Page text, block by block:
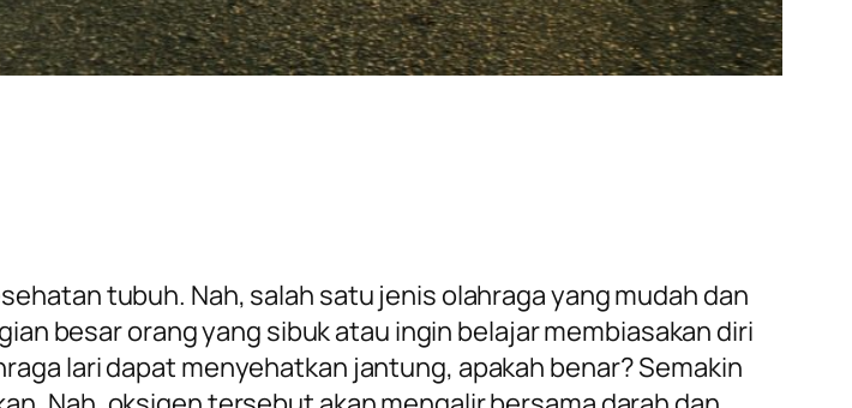
tubuh. Nah, salah satu jenis olahraga yang mudah dan
besar orang yang sibuk atau ingin belajar membiasakan diri
lari dapat menyehatkan jantung, apakah benar? Semakin